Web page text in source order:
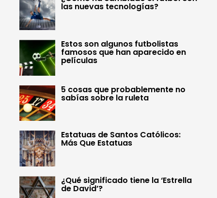
las nuevas tecnologías?
Estos son algunos futbolistas
famosos que han aparecido en
películas
5 cosas que probablemente no
sabías sobre la ruleta
Estatuas de Santos Católicos:
Más Que Estatuas
¿Qué significado tiene la ‘Estrella
de David’?